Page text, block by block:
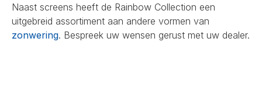
Naast screens heeft de Rainbow Collection een
uitgebreid assortiment aan andere vormen van
zonwering. Bespreek uw wensen gerust met uw dealer.